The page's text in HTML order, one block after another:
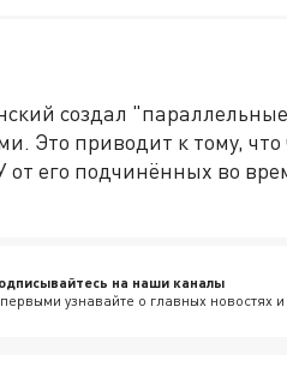
создал
Это приводит к тому, что
его подчинённых во
на наши каналы
узнавайте о главных новостях